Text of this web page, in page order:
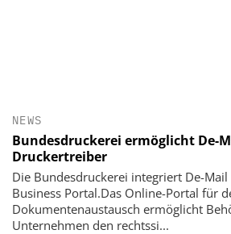
NEWS
Bundesdruckerei ermöglicht De-
Druckertreiber
Die Bundesdruckerei integriert De-
Business Portal.Das Online-Portal für
Dokumentenaustausch ermöglicht
Unternehmen den rechtssi...